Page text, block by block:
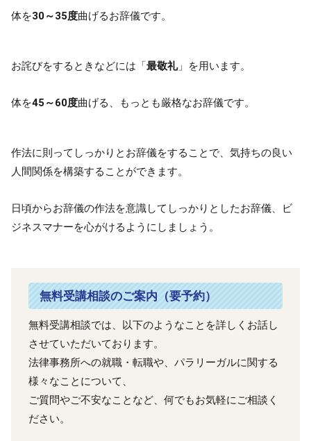
体を30～35度曲げるお辞儀です。
お詫びをするときなどには「最敬礼」を用います。
体を45～60度曲げる、もっとも厳格なお辞儀です。
作法に則ってしっかりとお辞儀をすることで、気持ちの良い
人間関係を構築することができます。
日頃からお辞儀の作法を意識してしっかりとしたお辞儀、ビ
ジネスマナーを心がけるようにしましょう。
無料受講相談のご案内（要予約）
無料受講相談では、以下のようなことを詳しくお話し
させていただいております。
法律事務所への就職・転職や、パラリーガルに関する
様々なことについて、
ご質問やご不安なことなど、何でもお気軽にご相談く
ださい。